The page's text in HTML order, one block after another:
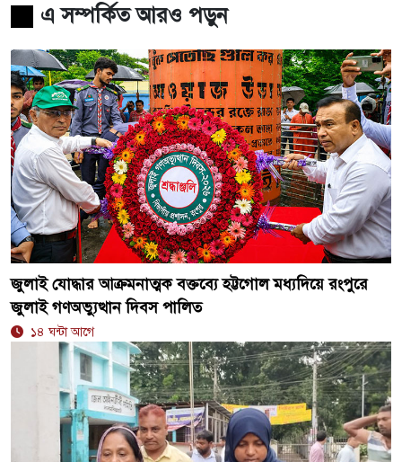
এ সম্পর্কিত আরও পড়ুন
জুলাই যোদ্ধার আক্রমনাত্মক বক্তব্যে হট্টগোল মধ্যদিয়ে রংপুরে
জুলাই গণঅভ্যুত্থান দিবস পালিত
১৪ ঘন্টা আগে